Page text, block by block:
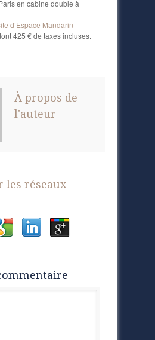
en cabine double à
d’Espace Mandarin
425 € de taxes incluses.
À propos de
l'auteur
les réseaux